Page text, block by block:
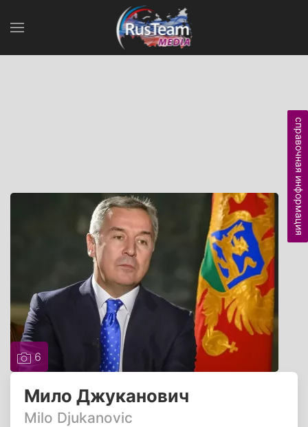
6
Мило Джуканович
Milo Djukanovic
справочная информация